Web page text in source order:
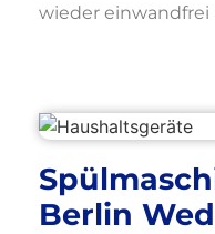
wieder einwandfrei
Berlin